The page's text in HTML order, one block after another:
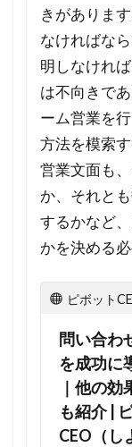
よう
なメ
リッ
トが
あり
ます
か？
5.9
Q9.
問い
合わ
ォー
の営
業文
面を
送付
する
きがありま
なければな
明しなけれ
は不向きで
ーム営業を
方法を模索
営業文面も
か、それと
するかなど
かを決める
ピボット
問い合わ
を成功に
｜他の
も紹介 |
CEO（し